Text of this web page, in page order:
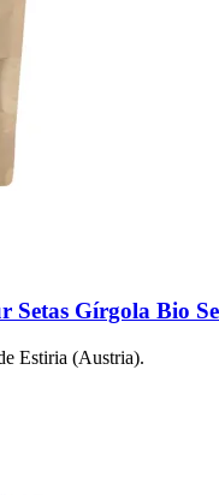
Setas Gírgola Bio
Estiria (Austria).